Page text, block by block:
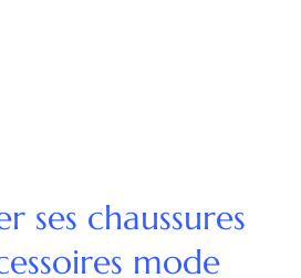
ses chaussures
mode